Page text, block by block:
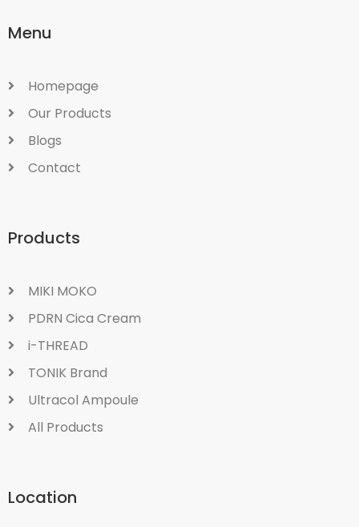
Menu
Homepage
Our Products
Blogs
Contact
Products
MIKI MOKO
PDRN Cica Cream
i-THREAD
TONIK Brand
Ultracol Ampoule
All Products
Location